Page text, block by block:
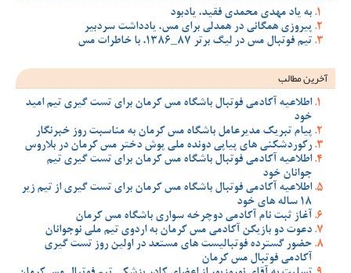
به یاد مهدی محمدی فقید، یادبود
پیروزی همگانی در همدلی برای مس، یادداشت سردبیر
تیم فوتبال مس در لیگ برتر 87_1386، با خاطرات مس
آخرین مطالب
اطلاعیه آکادمی فوتبال باشگاه مس کرمان برای تست گیری تیم امید
خود
پیام تبریک مدیرعامل باشگاه مس کرمان به مناسبت روز خبرنگار
رکوردشکنی های پیاپی دونده ملی پوش دختر مس کرمان در بلاروس
اطلاعیه آکادمی فوتبال باشگاه مس کرمان برای تست گیری تیم
جوانان خود
اطلاعیه آکادمی فوتبال باشگاه مس کرمان برای تست گیری از تیم زیر
18 ساله های خود
آغاز ثبت نام آکادمی دوچرخه سواری باشگاه مس کرمان
دعوت دو بازیکن آکادمی مس کرمان به اردوی تیم ملی نوجوانان
حضور گسترده فوتبالیست های مستعد در اولین روز تست گیری
آکادمی فوتبال مس کرمان